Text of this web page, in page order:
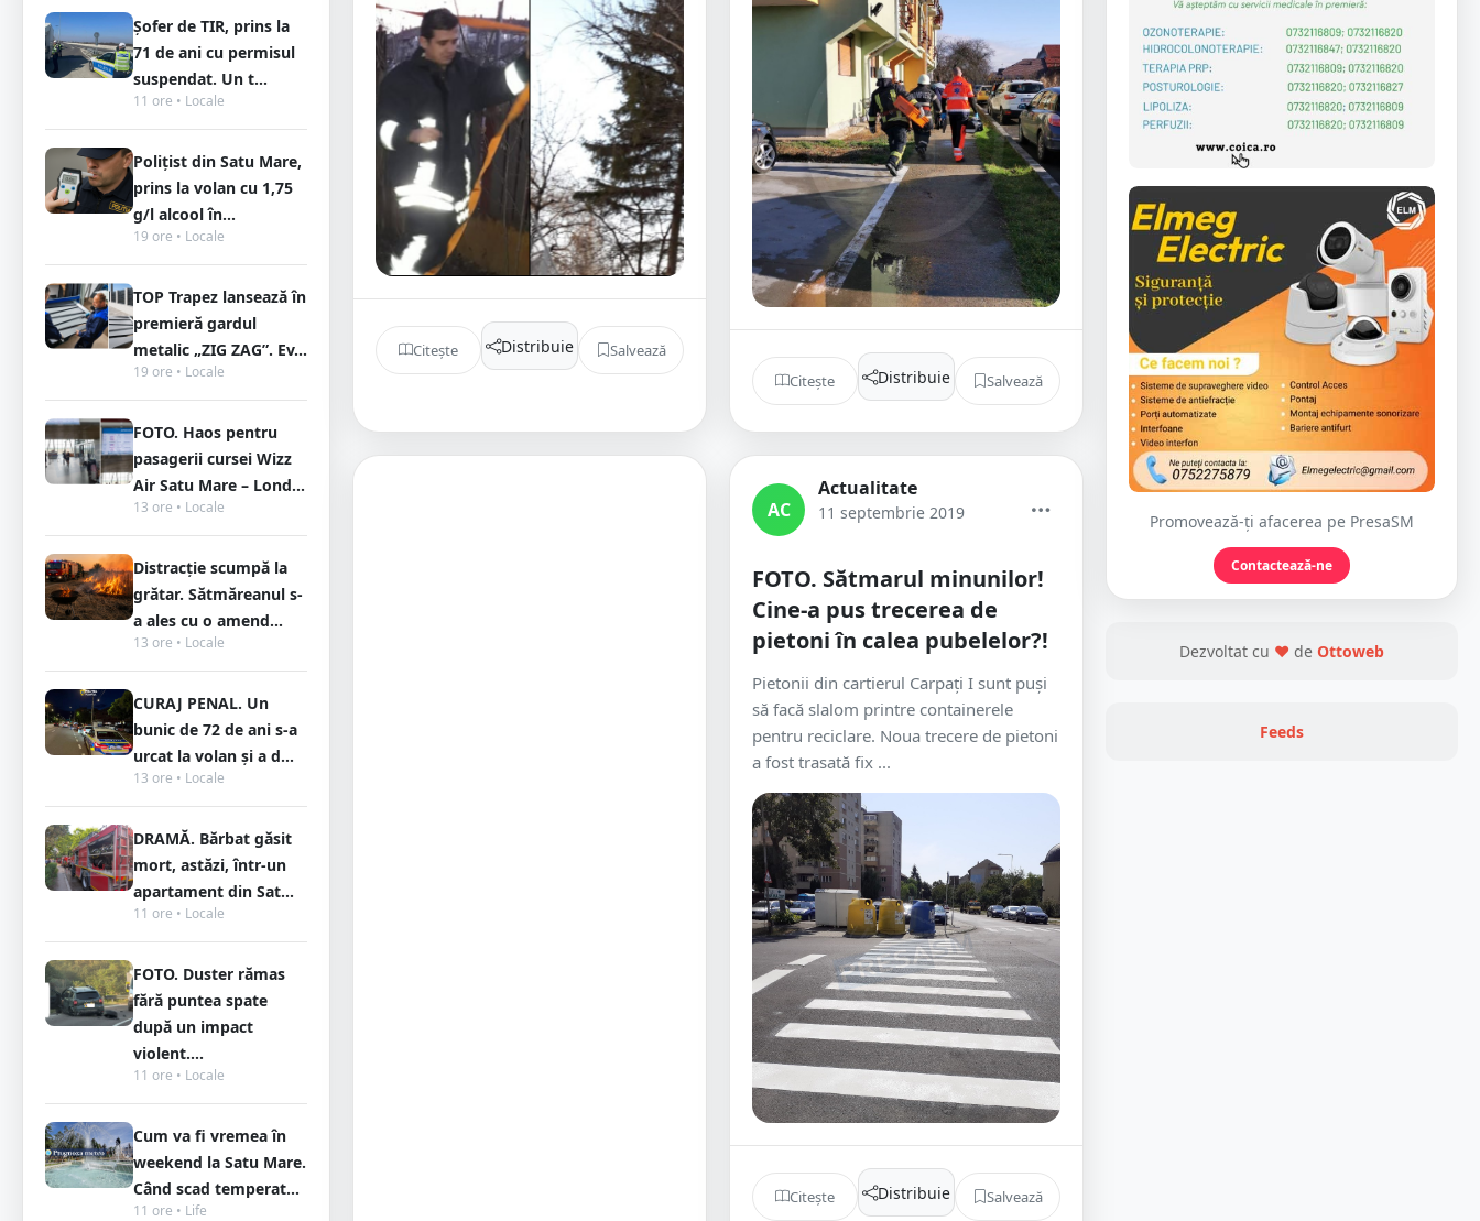
Șofer de TIR, prins la
71 de ani cu permisul
suspendat. Un t...
11 ore • Locale
Polițist din Satu Mare,
prins la volan cu 1,75
g/l alcool în...
19 ore • Locale
TOP Trapez lansează în
premieră gardul
metalic „ZIG ZAG”. Ev...
19 ore • Locale
FOTO. Haos pentru
pasagerii cursei Wizz
Air Satu Mare – Lond...
13 ore • Locale
Distracție scumpă la
grătar. Sătmăreanul s-
a ales cu o amend...
13 ore • Locale
CURAJ PENAL. Un
bunic de 72 de ani s-a
urcat la volan și a d...
13 ore • Locale
DRAMĂ. Bărbat găsit
mort, astăzi, într-un
apartament din Sat...
11 ore • Locale
FOTO. Duster rămas
fără puntea spate
după un impact
violent....
11 ore • Locale
Cum va fi vremea în
weekend la Satu Mare.
Când scad temperat...
11 ore • Life
Citește Distribuie Salvează
Citește Distribuie Salvează
AC
Actualitate
11 septembrie 2019
FOTO. Sătmarul minunilor!
Cine-a pus trecerea de
pietoni în calea pubelelor?!
Pietonii din cartierul Carpați I sunt puși
să facă slalom printre containerele
pentru reciclare. Noua trecere de pietoni
a fost trasată fix ...
Citește Distribuie Salvează
Promovează-ți afacerea pe PresaSM
Contactează-ne
Dezvoltat cu ❤ de Ottoweb
Feeds